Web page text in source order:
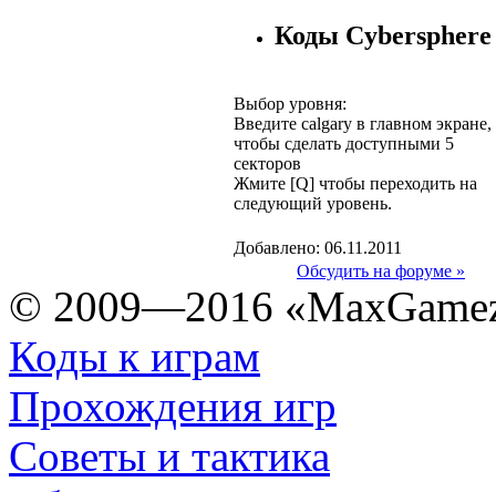
Коды Cybersphere
Выбор уровня:
Введите calgary в главном экране,
чтобы сделать доступными 5
секторов
Жмите [Q] чтобы переходить на
следующий уровень.
Добавлено: 06.11.2011
Обсудить на форуме »
© 2009—2016
Коды к играм
Прохождения игр
Советы и тактика